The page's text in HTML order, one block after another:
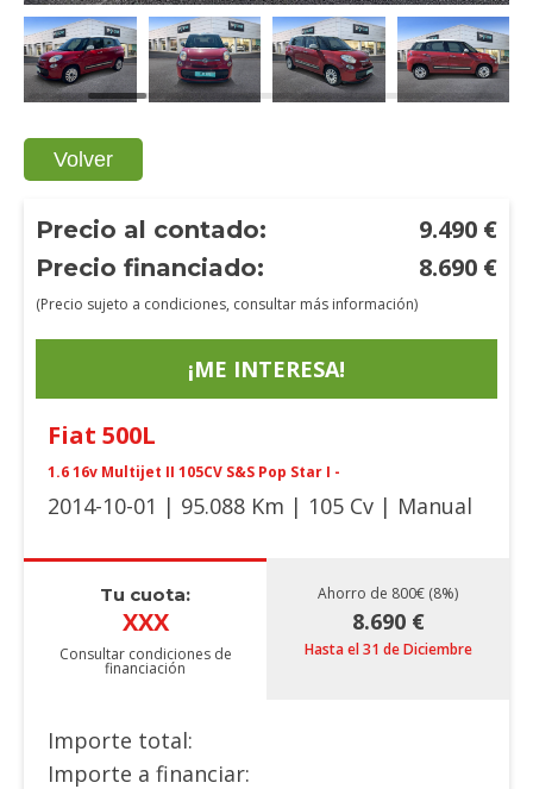
Volver
Precio al contado: 9.490 €
Precio financiado: 8.690 €
(Precio sujeto a condiciones, consultar más información)
¡ME INTERESA!
Fiat 500L
1.6 16v Multijet II 105CV S&S Pop Star I -
2014-10-01 | 95.088 Km | 105 Cv | Manual
Tu cuota:
XXX
Consultar condiciones de
financiación
Ahorro de 800€ (8%)
8.690 €
Hasta el 31 de Diciembre
Importe total:
Importe a financiar: